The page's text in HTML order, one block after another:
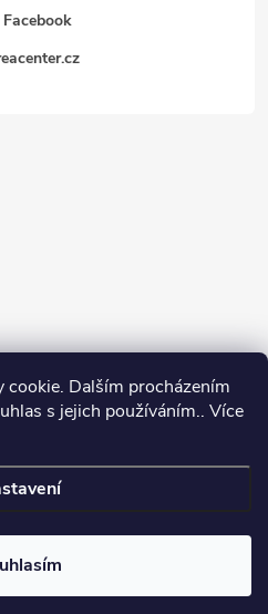
Dalším procházením
s jejich používáním.. Více
Facebook